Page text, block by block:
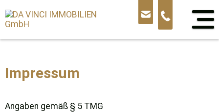
zum
Inhalt
Impressum
Angaben gemäß § 5 TMG